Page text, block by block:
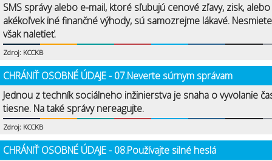
SMS správy alebo e-mail, ktoré sľubujú cenové zľavy, zisk, alebo
akékoľvek iné finančné výhody, sú samozrejme lákavé.
však naletieť.
Zdroj: KCCKB
CHRÁNIŤ OSOBNÉ ÚDAJE - 07.Neverte súrnym správam
Jednou z techník sociálneho inžinierstva je snaha o vyvolanie
tiesne. Na také správy nereagujte.
Zdroj: KCCKB
CHRÁNIŤ OSOBNÉ ÚDAJE - 08.Používajte silné heslá